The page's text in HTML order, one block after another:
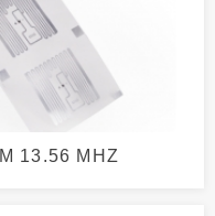
MM 13.56 MHZ